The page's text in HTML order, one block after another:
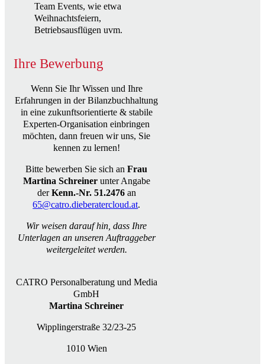
Team Events, wie etwa
Weihnachtsfeiern,
Betriebsausflügen uvm.
Ihre Bewerbung
Wenn Sie Ihr Wissen und Ihre
Erfahrungen in der Bilanzbuchhaltung
in eine zukunftsorientierte & stabile
Experten-Organisation einbringen
möchten, dann freuen wir uns, Sie
kennen zu lernen!
Bitte bewerben Sie sich anFrau
Martina Schreinerunter Angabe
derKenn.-Nr. 51.2476an
65@catro.dieberatercloud.at.
Wir weisen darauf hin, dass Ihre
Unterlagen an unseren Auftraggeber
weitergeleitet werden.
CATRO Personalberatung und Media
GmbH
Martina Schreiner
Wipplingerstraße 32/23-25
1010 Wien